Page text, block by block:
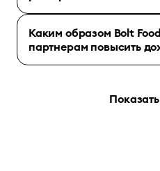
Каким образом Bolt
партнерам повысить